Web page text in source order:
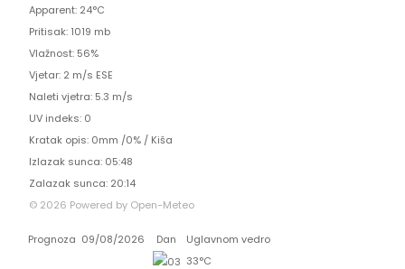
Apparent: 24°C
Pritisak: 1019 mb
Vlažnost: 56%
Vjetar: 2 m/s ESE
Naleti vjetra: 5.3 m/s
UV indeks: 0
Kratak opis: 0mm /0%/ Kiša
Izlazak sunca: 05:48
Zalazak sunca: 20:14
© 2026 Powered by Open-Meteo
Prognoza 09/08/2026 Dan
Uglavnom vedro
33°C